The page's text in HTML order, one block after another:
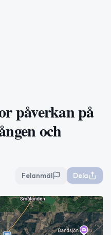
påverkan på
och
Felanmäl Dela